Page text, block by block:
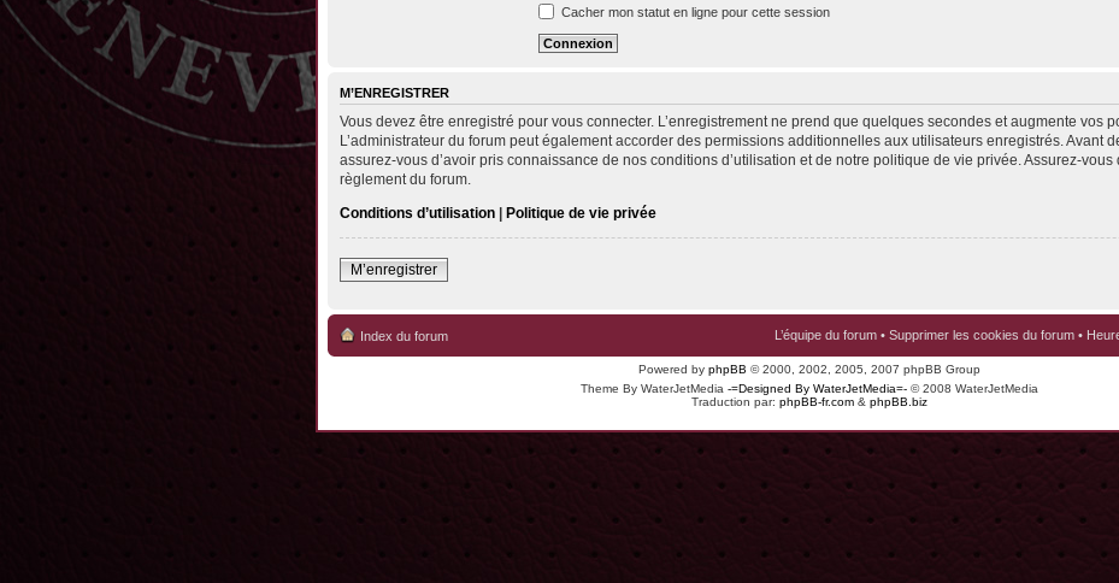
Cacher mon statut en ligne pour cette session
M’ENREGISTRER
Vous devez être enregistré pour vous connecter. L’enregistrement ne prend que quelques secondes et augmente vos
L’administrateur du forum peut également accorder des permissions additionnelles aux utilisateurs enregistrés. Avant
assurez-vous d’avoir pris connaissance de nos conditions d’utilisation et de notre politique de vie privée. Assurez-vous
règlement du forum.
Conditions d’utilisation | Politique de vie privée
M’enregistrer
Index du forum L’équipe du forum • Supprimer les cookies du forum •
Powered by phpBB © 2000, 2002, 2005, 2007 phpBB Group
Theme By WaterJetMedia -=Designed By WaterJetMedia=- © 2008 WaterJetMedia
Traduction par: phpBB-fr.com & phpBB.biz